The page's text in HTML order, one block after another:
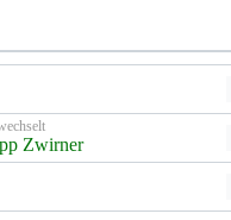
Zwirner